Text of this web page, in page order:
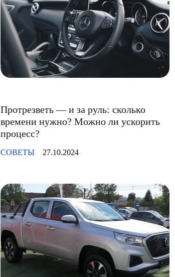
Протрезветь — и за руль: сколько
времени нужно? Можно ли ускорить
процесс?
СОВЕТЫ 27.10.2024